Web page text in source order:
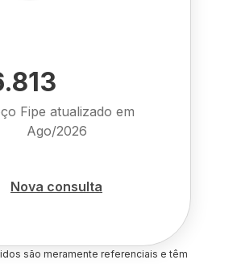
Fipe atualizado em
Ago/2026
Nova consulta
são meramente referenciais e têm